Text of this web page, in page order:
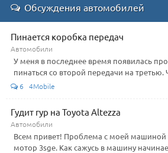
Обсуждения автомобилей
Пинается коробка передач
Автомобили
У меня в последнее время появилась
пинаться со второй передачи на
6 4Mobile
Гудит гур на Toyota Altezza
Автомобили
Всем привет! Проблема с моей машиной
мотор 3sge. Как сажусь в машину